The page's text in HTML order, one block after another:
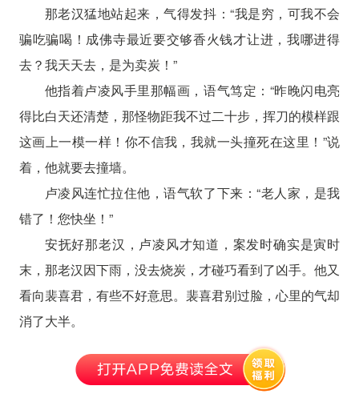
那老汉猛地站起来，气得发抖：“我是穷，可我不会
骗吃骗喝！成佛寺最近要交够香火钱才让进，我哪进得
去？我天天去，是为卖炭！”
他指着卢凌风手里那幅画，语气笃定：“昨晚闪电亮
得比白天还清楚，那怪物距我不过二十步，挥刀的模样跟
这画上一模一样！你不信我，我就一头撞死在这里！”说
着，他就要去撞墙。
卢凌风连忙拉住他，语气软了下来：“老人家，是我
错了！您快坐！”
安抚好那老汉，卢凌风才知道，案发时确实是寅时
末，那老汉因下雨，没去烧炭，才碰巧看到了凶手。他又
看向裴喜君，有些不好意思。裴喜君别过脸，心里的气却
消了大半。